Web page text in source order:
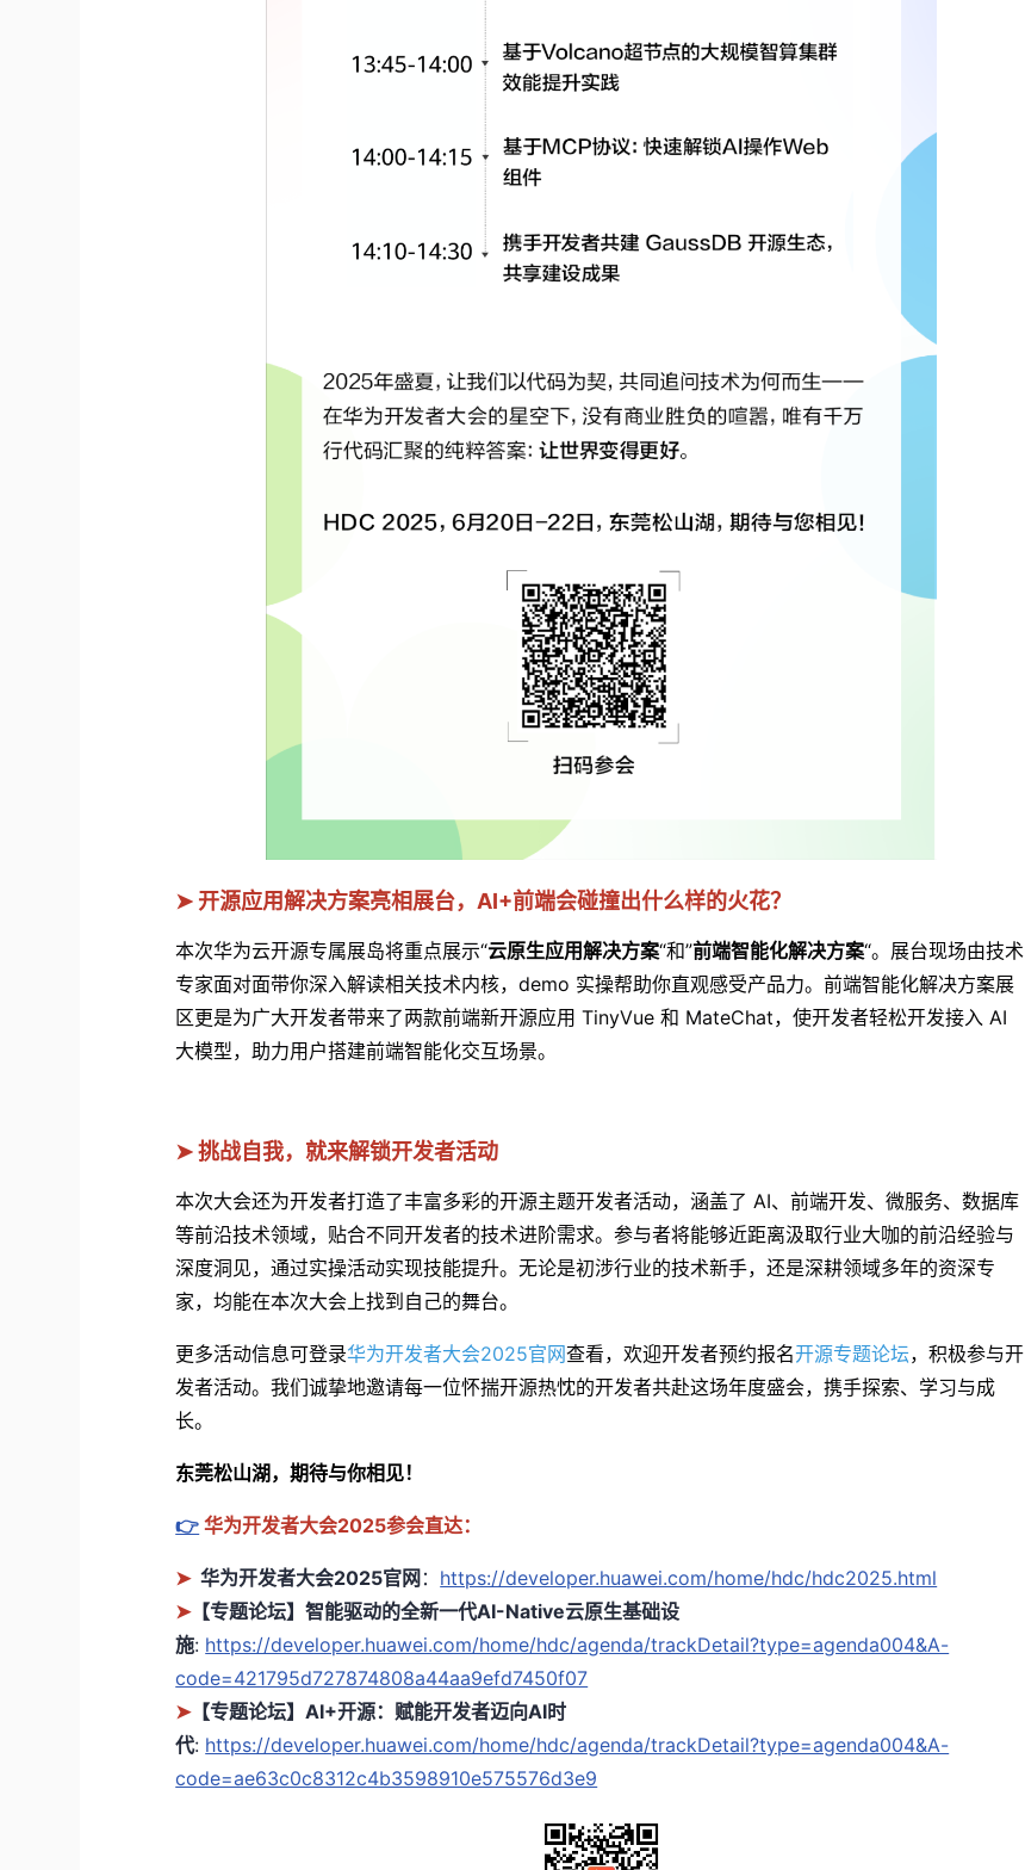
➤ 开源应用解决方案亮相展台，AI+前端会碰撞出什么样的火花？
本次华为云开源专属展岛将重点展示“云原生应用解决方案“和”前端智能化解决方案“。展台现场由技术
专家面对面带你深入解读相关技术内核，demo 实操帮助你直观感受产品力。前端智能化解决方案展
区更是为广大开发者带来了两款前端新开源应用 TinyVue 和 MateChat，使开发者轻松开发接入 AI
大模型，助力用户搭建前端智能化交互场景。
➤ 挑战自我，就来解锁开发者活动
本次大会还为开发者打造了丰富多彩的开源主题开发者活动，涵盖了 AI、前端开发、微服务、数据库
等前沿技术领域，贴合不同开发者的技术进阶需求。参与者将能够近距离汲取行业大咖的前沿经验与
深度洞见，通过实操活动实现技能提升。无论是初涉行业的技术新手，还是深耕领域多年的资深专
家，均能在本次大会上找到自己的舞台。
更多活动信息可登录华为开发者大会2025官网查看，欢迎开发者预约报名开源专题论坛，积极参与开
发者活动。我们诚挚地邀请每一位怀揣开源热忱的开发者共赴这场年度盛会，携手探索、学习与成
长。
东莞松山湖，期待与你相见！
👉 华为开发者大会2025参会直达：
➤ 华为开发者大会2025官网 ： https://developer.huawei.com/home/hdc/hdc2025.html
➤【专题论坛】智能驱动的全新一代AI-Native云原生基础设
施: https://developer.huawei.com/home/hdc/agenda/trackDetail?type=agenda004&A-
code=421795d727874808a44aa9efd7450f07
➤【专题论坛】AI+开源：赋能开发者迈向AI时
代: https://developer.huawei.com/home/hdc/agenda/trackDetail?type=agenda004&A-
code=ae63c0c8312c4b3598910e575576d3e9